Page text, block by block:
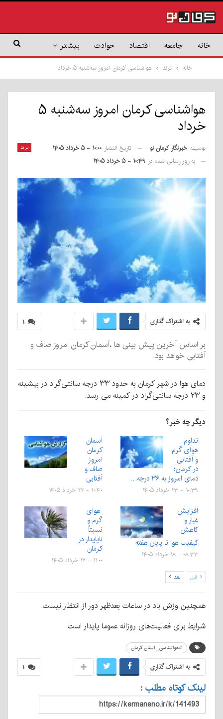
خانه جامعه اقتصاد حوادث بیشتر
خانه ترند هواشناسی کرمان امروز سه‌شنبه ۵ خرداد
هواشناسی کرمان امروز سه‌شنبه ۵
خرداد
ترند بوسیله خبرنگار کرمان نو تاریخ انتشار ۱۰:۰۰ - ۵ خرداد ۱۴۰۵
به روز رسانی شده در ۱۰:۴۹ - ۵ خرداد ۱۴۰۵
۱ به اشتراک گذاری
بر اساس آخرین پیش بینی ها ،آسمان کرمان امروز صاف و
آفتابی خواهد بود.
دمای هوا در شهر کرمان به حدود ۳۳ درجه سانتی‌گراد در بیشینه
و ۲۳ درجه سانتی‌گراد در کمینه می رسد.
دیگر چه خبر؟
تداوم
هوای گرم
و آفتابی
در کرمان؛
دمای امروز به ۳۶ درجه…
۱۰:۳۹ - ۲۳ خرداد ۱۴۰۵
آسمان
کرمان
امروز
صاف و
آفتابی
۱۰:۴۰ - ۲۲ خرداد ۱۴۰۵
افزایش
غبار و
کاهش
کیفیت هوا تا پایان هفته
۰۸:۳۳ - ۱۸ خرداد ۱۴۰۵
هوای
گرم و
نسبتاً
ناپایدار در
کرمان
۱۱:۰۰ - ۱۷ خرداد ۱۴۰۵
قبل بعد
همچنین وزش باد در ساعات بعدظهر دور از انتظار نیست.
شرایط برای فعالیت‌های روزانه عموما پایدار است.
#هواشناسی_ استان کرمان
۱ به اشتراک گذاری
لینک کوتاه مطلب :